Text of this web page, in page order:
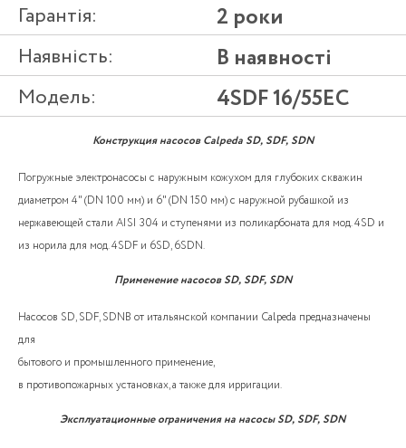
Гарантія: 2 роки
Наявність: В наявності
Модель: 4SDF 16/55EC
Конструкция насосов Calpeda SD, SDF, SDN
Погружные электронасосы с наружным кожухом для глубоких скважин
диаметром 4" (DN 100 мм) и 6" (DN 150 мм) с наружной рубашкой из
нержавеющей стали AISI 304 и ступенями из поликарбоната для мод. 4SD и
из норила для мод. 4SDF и 6SD, 6SDN.
Применение насосов SD, SDF, SDN
Насосов SD, SDF, SDNВ от итальянской компании Calpeda предназначены
для
бытового и промышленного применение,
в противопожарных установках, а также для ирригации.
Эксплуатационные ограничения на насосы SD, SDF, SDN